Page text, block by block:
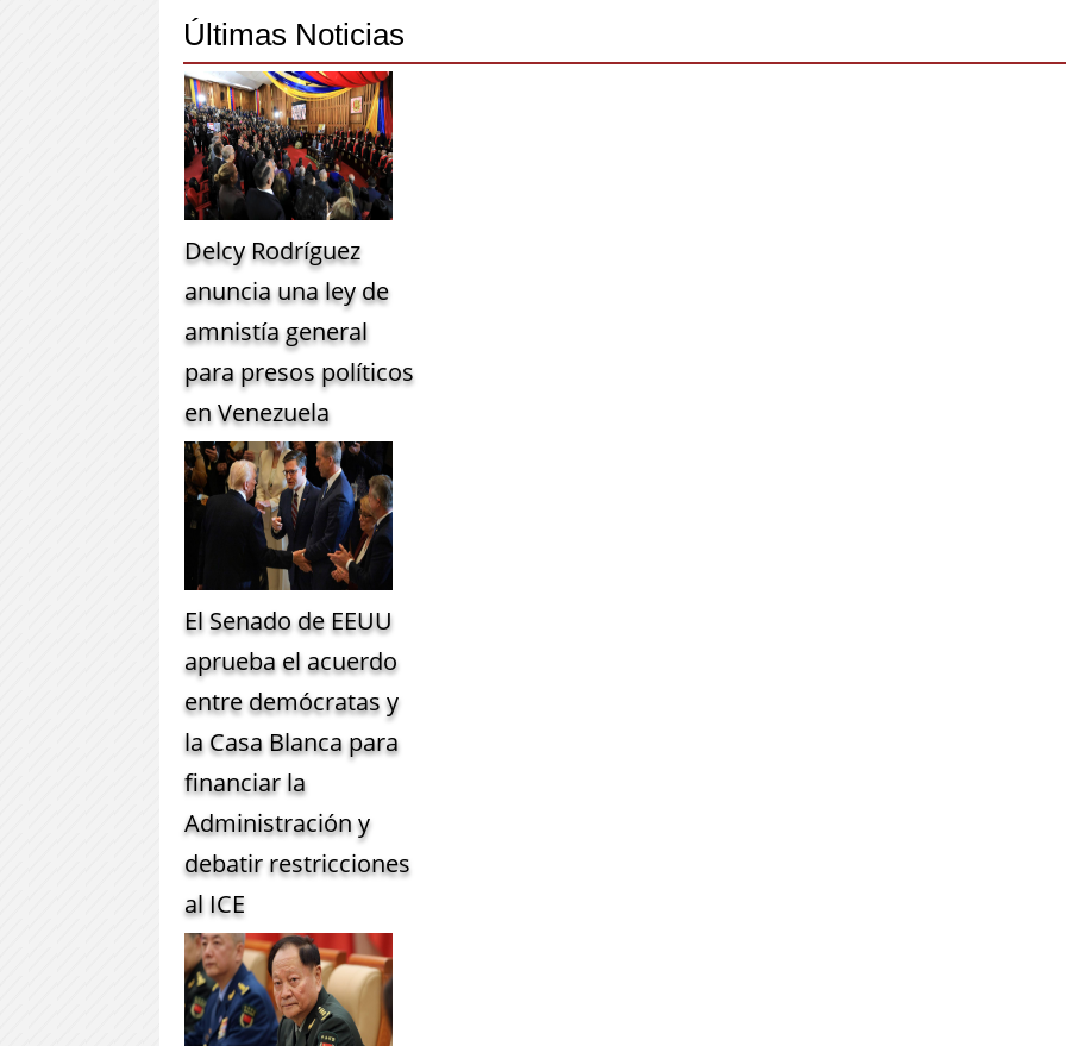
Últimas Noticias
Delcy Rodríguez
anuncia una ley de
amnistía general
para presos políticos
en Venezuela
El Senado de EEUU
aprueba el acuerdo
entre demócratas y
la Casa Blanca para
financiar la
Administración y
debatir restricciones
al ICE